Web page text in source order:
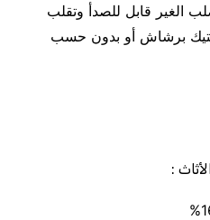
الغير قابل للصدأ وتقلب
برشاش أو بدون حسب
: